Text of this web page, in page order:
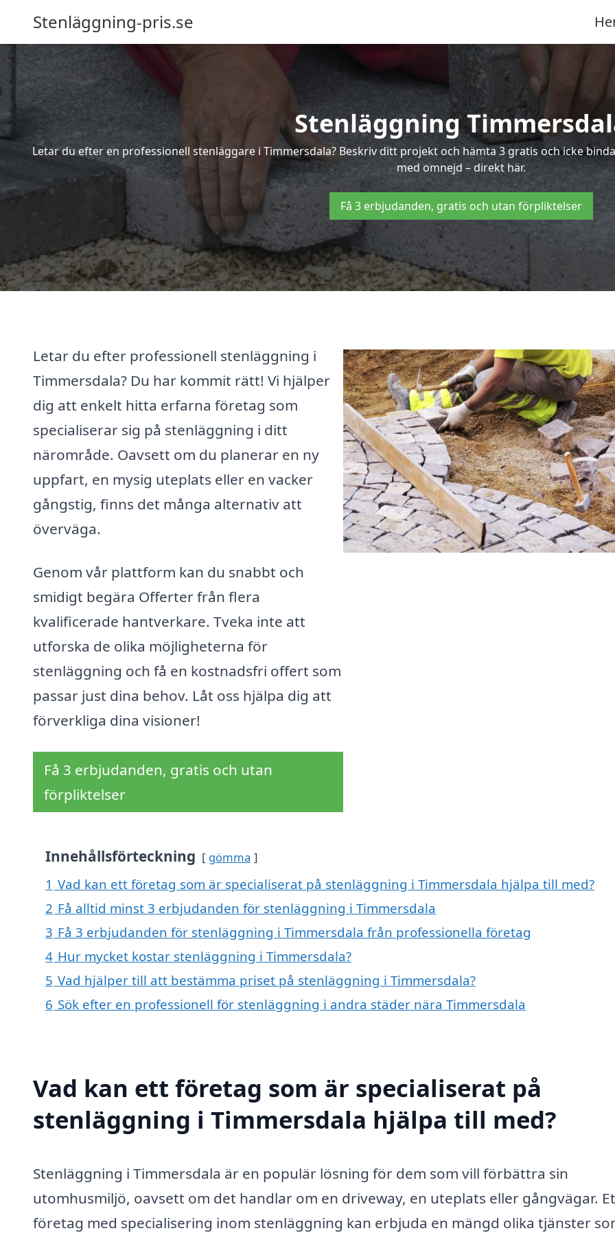
Stenläggning-pris.se
Stenläggning
Letar du efter en professionell stenläggare i Timmersdala? Beskriv ditt projekt och hämta 3 gratis och icke
med omnejd – direkt här.
Få 3 erbjudanden, gratis och utan förpliktelser
Letar du efter professionell stenläggning i
Timmersdala? Du har kommit rätt! Vi hjälper
dig att enkelt hitta erfarna företag som
specialiserar sig på stenläggning i ditt
närområde. Oavsett om du planerar en ny
uppfart, en mysig uteplats eller en vacker
gångstig, finns det många alternativ att
överväga.
Genom vår plattform kan du snabbt och
smidigt begära Offerter från flera
kvalificerade hantverkare. Tveka inte att
utforska de olika möjligheterna för
stenläggning och få en kostnadsfri offert som
passar just dina behov. Låt oss hjälpa dig att
förverkliga dina visioner!
Få 3 erbjudanden, gratis och utan
förpliktelser
Innehållsförteckning gömma
1 Vad kan ett företag som är specialiserat på stenläggning i Timmersdala hjälpa till med?
2 Få alltid minst 3 erbjudanden för stenläggning i Timmersdala
3 Få 3 erbjudanden för stenläggning i Timmersdala från professionella företag
4 Hur mycket kostar stenläggning i Timmersdala?
5 Vad hjälper till att bestämma priset på stenläggning i Timmersdala?
6 Sök efter en professionell för stenläggning i andra städer nära Timmersdala
Vad kan ett företag som är specialiserat på
stenläggning i Timmersdala hjälpa till med?
Stenläggning i Timmersdala är en populär lösning för dem som vill förbättra sin
utomhusmiljö, oavsett om det handlar om en driveway, en uteplats eller gångvägar.
företag med specialisering inom stenläggning kan erbjuda en mängd olika tjänster